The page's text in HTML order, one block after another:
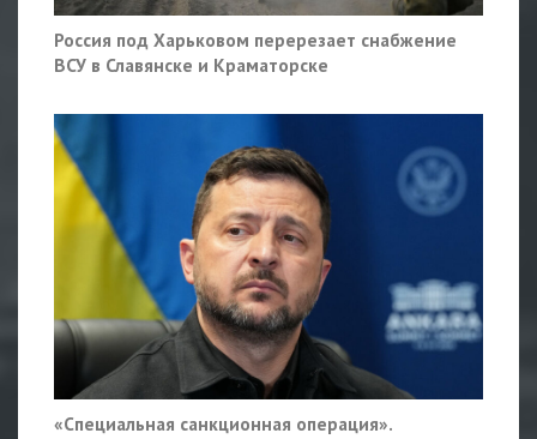
Россия под Харьковом перерезает снабжение
ВСУ в Славянске и Краматорске
«Специальная санкционная операция».